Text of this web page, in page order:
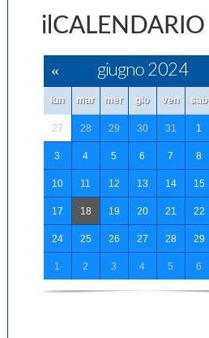
ilCALENDARIO
« giugno 2024
lun mar mer gio ven sab
27 28 29 30 31 1
3 4 5 6 7 8
10 11 12 13 14 15
17 18 19 20 21 22
24 25 26 27 28 29
1 2 3 4 5 6